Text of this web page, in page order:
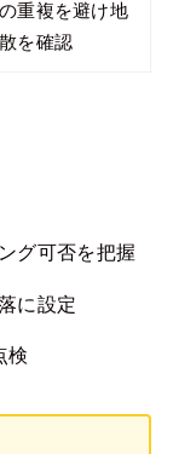
重複を避け地
を確認
グ可否を把握
に設定
検